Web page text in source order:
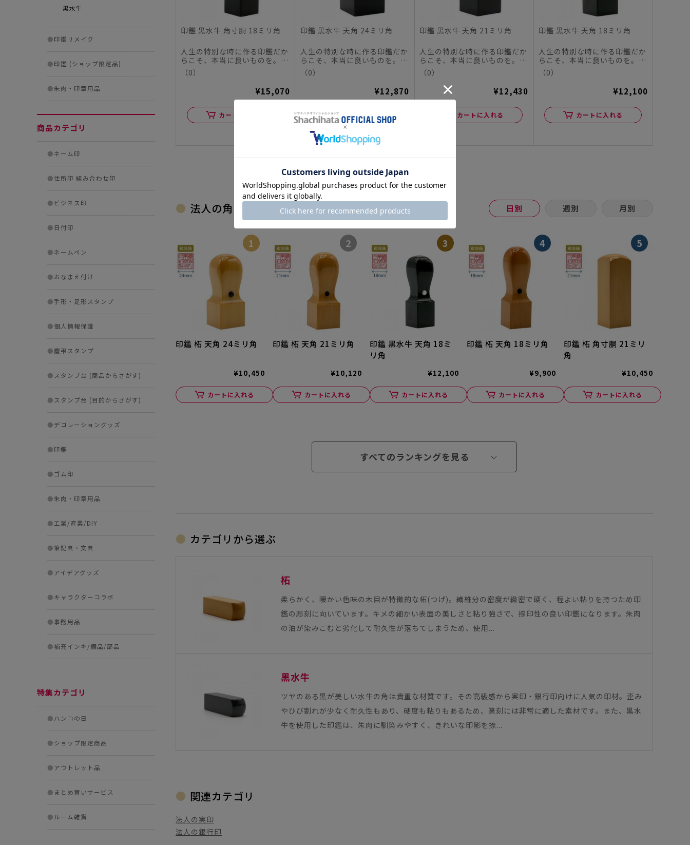
黒水牛
●印鑑リメイク
●印鑑 (ショップ限定品)
●朱肉・印章用品
商品カテゴリ
●ネーム印
●住所印 組み合わせ印
● ビジネス印
● 日付印
●ネームペン
●おなまえ付け
●手形・足形スタンプ
●個人情報保護
●慶弔スタンプ
● スタンプ台 (商品からさがす)
● スタンプ台 (目的からさがす)
●デコレーショングッズ
●印鑑
●ゴム印
●朱肉・印章用品
●工業/産業/DIY
●筆記具・文具
●アイデアグッズ
●キャラクターコラボ
●事務用品
●補充インキ/備品/部品
特集カテゴリ
●ハンコの日
●ショップ限定商品
●アウトレット品
● まとめ買いサービス
● ルーム雑貨
印鑑 黒水牛 角寸胴 18ミリ角
人生の特別な時に作る印鑑だか
らこそ、本当に良いものを。
この度、シヤチハタオフィシャ
ル...
（0）
¥15,070
カートに入れる
印鑑 黒水牛 天角 24ミリ角
人生の特別な時に作る印鑑だか
らこそ、本当に良いものを。
この度、シヤチハタオフィシャ
ル...
（0）
¥12,870
カートに入れる
印鑑 黒水牛 天角 21ミリ角
人生の特別な時に作る印鑑だか
らこそ、本当に良いものを。
この度、シヤチハタオフィシャ
ル...
（0）
¥12,430
カートに入れる
印鑑 黒水牛 天角 18ミリ角
人生の特別な時に作る印鑑だか
らこそ、本当に良いものを。
この度、シヤチハタオフィシャ
ル...
（0）
¥12,100
カートに入れる
法人の角印のランキング 日別 週別 月別
1
印鑑 柘 天角 24ミリ角
¥10,450
カートに入れる
2
印鑑 柘 天角 21ミリ角
¥10,120
カートに入れる
3
印鑑 黒水牛 天角 18ミ
リ角
¥12,100
カートに入れる
4
印鑑 柘 天角 18ミリ角
¥9,900
カートに入れる
5
印鑑 柘 角寸胴 21ミリ
角
¥10,450
カートに入れる
すべてのランキングを見る
カテゴリから選ぶ
柘
柔らかく、暖かい色味の木目が特徴的な柘(つげ)。繊維分の密度が緻密で硬く、程よい粘りを持つため印
鑑の彫刻に向いています。キメの細かい表面の美しさと粘り強さで、捺印性の良い印鑑になります。朱肉
の油が染みこむと劣化して耐久性が落ちてしまうため、使用...
黒水牛
ツヤのある黒が美しい水牛の角は貴重な材質です。その高級感から実印・銀行印向けに人気の印材。歪み
やひび割れが少なく耐久性もあり、硬度も粘りもあるため、篆刻には非常に適した素材です。また、黒水
牛を使用した印鑑は、朱肉に馴染みやすく、きれいな印影を捺...
関連カテゴリ
法人の実印
法人の銀行印